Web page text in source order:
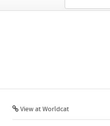
View at Worldcat